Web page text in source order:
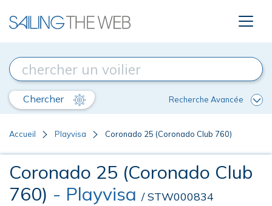
Chercher Recherche Avancée
Accueil Playvisa Coronado 25 (Coronado Club 760)
Coronado 25 (Coronado Club
760) - Playvisa / STW000834